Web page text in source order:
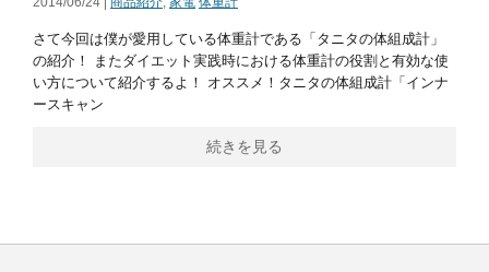
さて今回は僕が愛用している体重計である「タニタの体組成計」
の紹介！ またダイエット実践時における体重計の役割と有効な使
い方について紹介するよ！ オススメ！タニタの体組成計「インナ
ースキャン
続きを見る